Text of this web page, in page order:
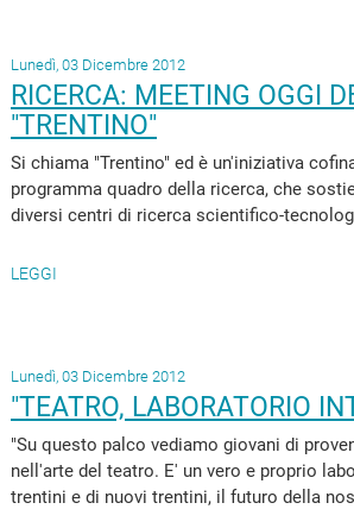
Lunedì, 03 Dicembre 2012
RICERCA: MEETING OGGI
"TRENTINO"
Si chiama "Trentino" ed è un'iniziativa
programma quadro della ricerca, che
diversi centri di ricerca scientifico-
LEGGI
Lunedì, 03 Dicembre 2012
"TEATRO, LABORATORIO
"Su questo palco vediamo giovani di
nell'arte del teatro. E' un vero e proprio
trentini e di nuovi trentini, il futuro della